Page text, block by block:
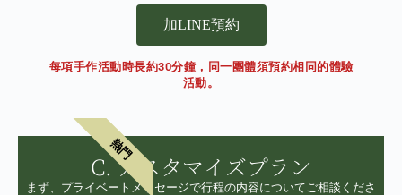
加LINE預約
每項手作活動時長約30分鐘，同一團體須預約相同的體驗
活動。
熱門
C. カスタマイズプラン
まず、プライベートメッセージで行程の内容についてご相談くださ